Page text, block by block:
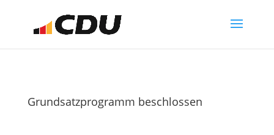
Grundsatzprogramm beschlossen